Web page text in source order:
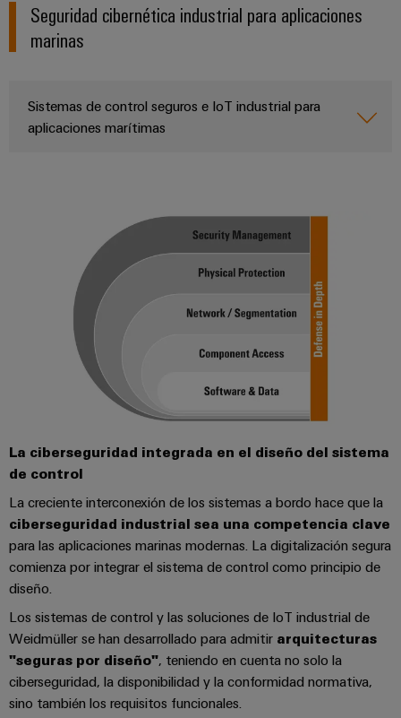
Configurador
Weidmüller
Ingeniería
avanzada:
intuitiva,
rápida
Seguridad cibernética industrial para aplicaciones
marinas
Sistemas de control seguros e IoT industrial para
aplicaciones marítimas
La ciberseguridad integrada en el diseño del sistema
de control
La creciente interconexión de los sistemas a bordo hace que la
ciberseguridad industrial sea una competencia clave
para las aplicaciones marinas modernas. La digitalización segura
comienza por integrar el sistema de control como principio de
diseño.
Los sistemas de control y las soluciones de IoT industrial de
Weidmüller se han desarrollado para admitir arquitecturas
"seguras por diseño", teniendo en cuenta no solo la
ciberseguridad, la disponibilidad y la conformidad normativa,
sino también los requisitos funcionales.